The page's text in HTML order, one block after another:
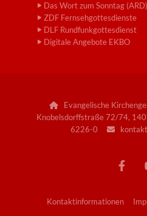
Das Wort zum Sonntag (ARD)
ZDF Fernsehgottesdienste
DLF Rundfunkgottesdienst
Digitale Angebote EKBO
Evangelische
Knobelsdorffstraße 72/74,
6226-0

Kontaktinformationen